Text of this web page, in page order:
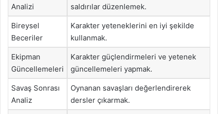
Analizi
saldırılar düzenlemek.
Bireysel
Beceriler
Karakter yeteneklerini en iyi şekilde
kullanmak.
Ekipman
Güncellemeleri
Karakter güçlendirmeleri ve yetenek
güncellemeleri yapmak.
Savaş Sonrası
Analiz
Oynanan savaşları değerlendirerek
dersler çıkarmak.